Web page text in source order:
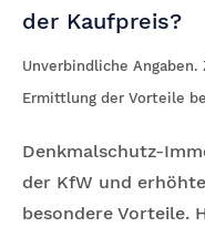
der Kaufpreis?
Unverbindliche
Ermittlung der Vorteile
Denkmalschutz-
der KfW und
besondere Vorteile.